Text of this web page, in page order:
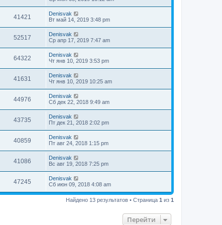
41421
Denisvak
Вт май 14, 2019 3:48 pm
52517
Denisvak
Ср апр 17, 2019 7:47 am
64322
Denisvak
Чт янв 10, 2019 3:53 pm
41631
Denisvak
Чт янв 10, 2019 10:25 am
44976
Denisvak
Сб дек 22, 2018 9:49 am
43735
Denisvak
Пт дек 21, 2018 2:02 pm
40859
Denisvak
Пт авг 24, 2018 1:15 pm
41086
Denisvak
Вс авг 19, 2018 7:25 pm
47245
Denisvak
Сб июн 09, 2018 4:08 am
Найдено 13 результатов • Страница 1 из 1
Перейти